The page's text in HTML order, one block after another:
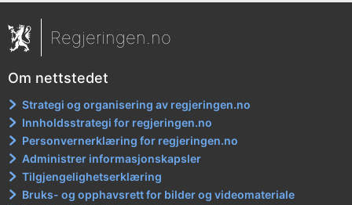
Regjeringen.no
Om nettstedet
Strategi og organisering av regjeringen.no
Innholdsstrategi for regjeringen.no
Personvernerklæring for regjeringen.no
Administrer informasjonskapsler
Tilgjengelighetserklæring
Bruks- og opphavsrett for bilder og videomateriale